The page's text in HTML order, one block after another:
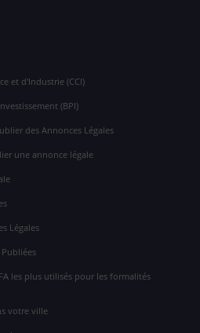
et d'Industrie (CCI)
(BPI)
des Annonces Légales
une annonce légale
Légales
les plus utilisés pour les formalités
votre ville